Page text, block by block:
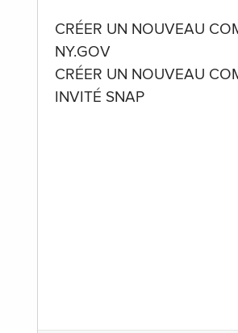
CRÉER UN NOUVEAU
NY.GOV
CRÉER UN NOUVEAU
INVITÉ SNAP